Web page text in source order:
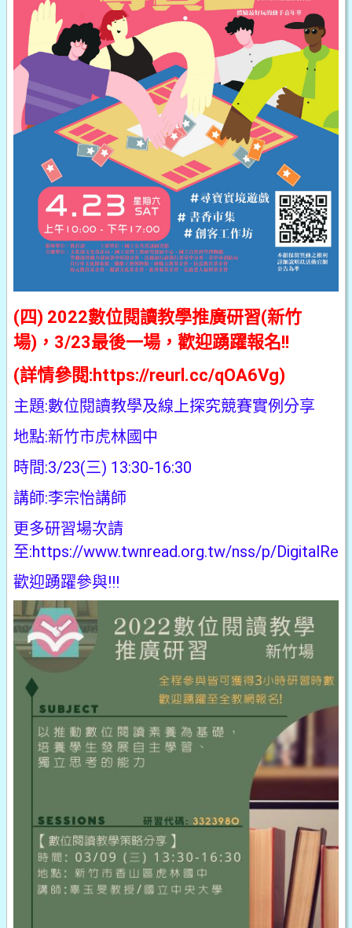
(四) 2022數位閱讀教學推廣研習(新竹
場)，3/23最後一場，歡迎踴躍報名!!
(詳情參閱: https://reurl.cc/qOA6Vg)
主題:數位閱讀教學及線上探究競賽實例分享
地點:新竹市虎林國中
時間:3/23(三) 13:30-16:30
講師:李宗怡講師
更多研習場次請
至:https://www.twnread.org.tw/nss/p/
歡迎踴躍參與!!!